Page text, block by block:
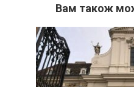
Вам також